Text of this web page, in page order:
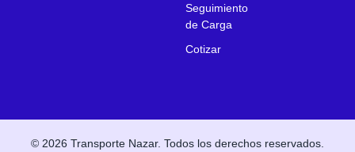
Seguimiento
de Carga
Cotizar
© 2026 Transporte Nazar. Todos los derechos reservados.